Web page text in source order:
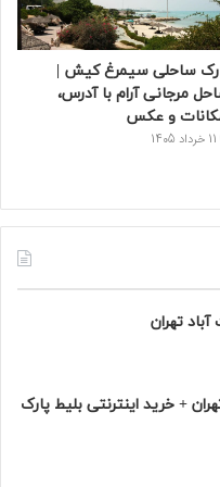
ساحلی سیمرغ کیش |
مرجانی آرام با آدرس،
و عکس
11 خرداد 1405
تهران
+ خرید اینترنتی بلیط پارک